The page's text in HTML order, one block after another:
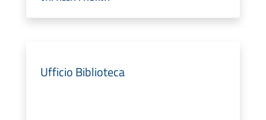
Ufficio Biblioteca